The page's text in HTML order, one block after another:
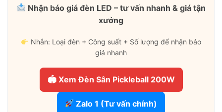
Nhận báo giá đèn LED – tư vấn nhanh & giá tận
xưởng
Nhắn: Loại đèn + Công suất + Số lượng để nhận báo
giá nhanh
🏟 Xem Đèn Sân Pickleball 200W
Zalo 1 (Tư vấn chính)